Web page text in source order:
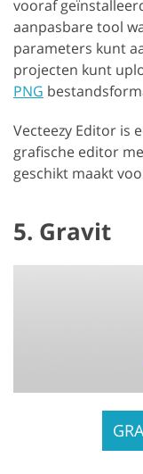
vooraf
aanpasbare tool
parameters kunt
projecten kunt
PNG
Vecteezy Editor is
grafische editor
geschikt maakt
5. Gravit